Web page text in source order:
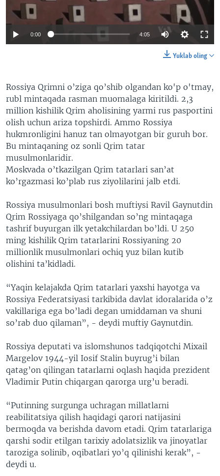
VIDEO
XABARLAR SURATLARDA
ODNOKLASSNIKI
TELEGRAM
TWITTER
0:00 4:05
Yuklab oling
Rossiya Qrimni o’ziga qo’shib olgandan ko'p o'tmay,
rubl mintaqada rasman muomalaga kiritildi. 2,3
million kishilik Qrim aholisining yarmi rus pasportini
olish uchun ariza topshirdi. Ammo Rossiya
hukmronligini hanuz tan olmayotgan bir guruh bor.
Bu mintaqaning oz sonli Qrim tatar
musulmonlaridir.
Moskvada o’tkazilgan Qrim tatarlari san’at
ko’rgazmasi ko’plab rus ziyolilarini jalb etdi.
Rossiya musulmonlari bosh muftiysi Ravil Gaynutdin
Qrim Rossiyaga qo’shilgandan so’ng mintaqaga
tashrif buyurgan ilk yetakchilardan bo’ldi. U 250
ming kishilik Qrim tatarlarini Rossiyaning 20
millionlik musulmonlari ochiq yuz bilan kutib
olishini ta’kidladi.
“Yaqin kelajakda Qrim tatarlari yaxshi hayotga va
Rossiya Federatsiyasi tarkibida davlat idoralarida o’z
vakillariga ega bo’ladi degan umiddaman va shuni
so’rab duo qilaman”, - deydi muftiy Gaynutdin.
Rossiya deputati va islomshunos tadqiqotchi Mixail
Margelov 1944-yil Iosif Stalin buyrug’i bilan
qatag’on qilingan tatarlarni oqlash haqida prezident
Vladimir Putin chiqargan qarorga urg’u beradi.
“Putinning surgunga uchragan millatlarni
reabilitatsiya qilish haqidagi qarori natijasini
bermoqda va berishda davom etadi. Qrim tatarlariga
qarshi sodir etilgan tarixiy adolatsizlik va jinoyatlar
taroziga solinib, oqibatlari yo’q qilinishi kerak”, -
deydi u.